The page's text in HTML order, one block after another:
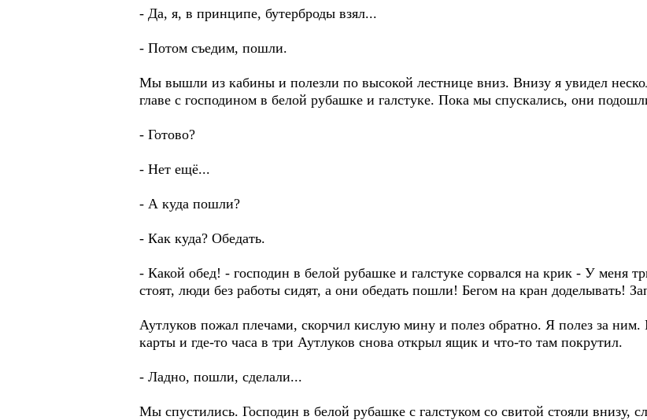
- Да, я, в принципе, бутерброды взял...
- Потом съедим, пошли.
Мы вышли из кабины и полезли по высокой лестнице вниз. Внизу я увидел
главе с господином в белой рубашке и галстуке. Пока мы спускались, они
- Готово?
- Нет ещё...
- А куда пошли?
- Как куда? Обедать.
- Какой обед! - господин в белой рубашке и галстуке сорвался на крик - У меня
стоят, люди без работы сидят, а они обедать пошли! Бегом на кран доделывать!
Аутлуков пожал плечами, скорчил кислую мину и полез обратно. Я полез за
карты и где-то часа в три Аутлуков снова открыл ящик и что-то там покрутил.
- Ладно, пошли, сделали...
Мы спустились. Господин в белой рубашке с галстуком со свитой стояли внизу,